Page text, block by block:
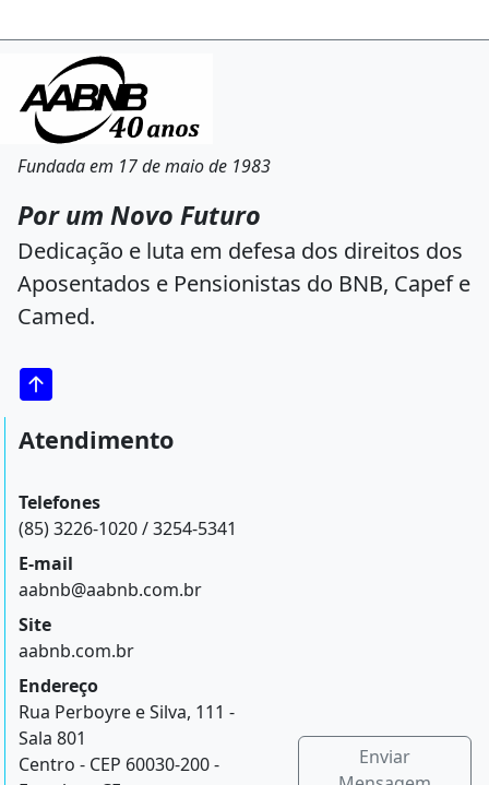
Fundada em 17 de maio de 1983
Por um Novo Futuro
Dedicação e luta em defesa dos direitos dos
Aposentados e Pensionistas do BNB, Capef e
Camed.
Atendimento
Telefones
(85) 3226-1020 / 3254-5341
E-mail
aabnb@aabnb.com.br
Site
aabnb.com.br
Endereço
Rua Perboyre e Silva, 111 -
Sala 801
Centro - CEP 60030-200 -
Enviar